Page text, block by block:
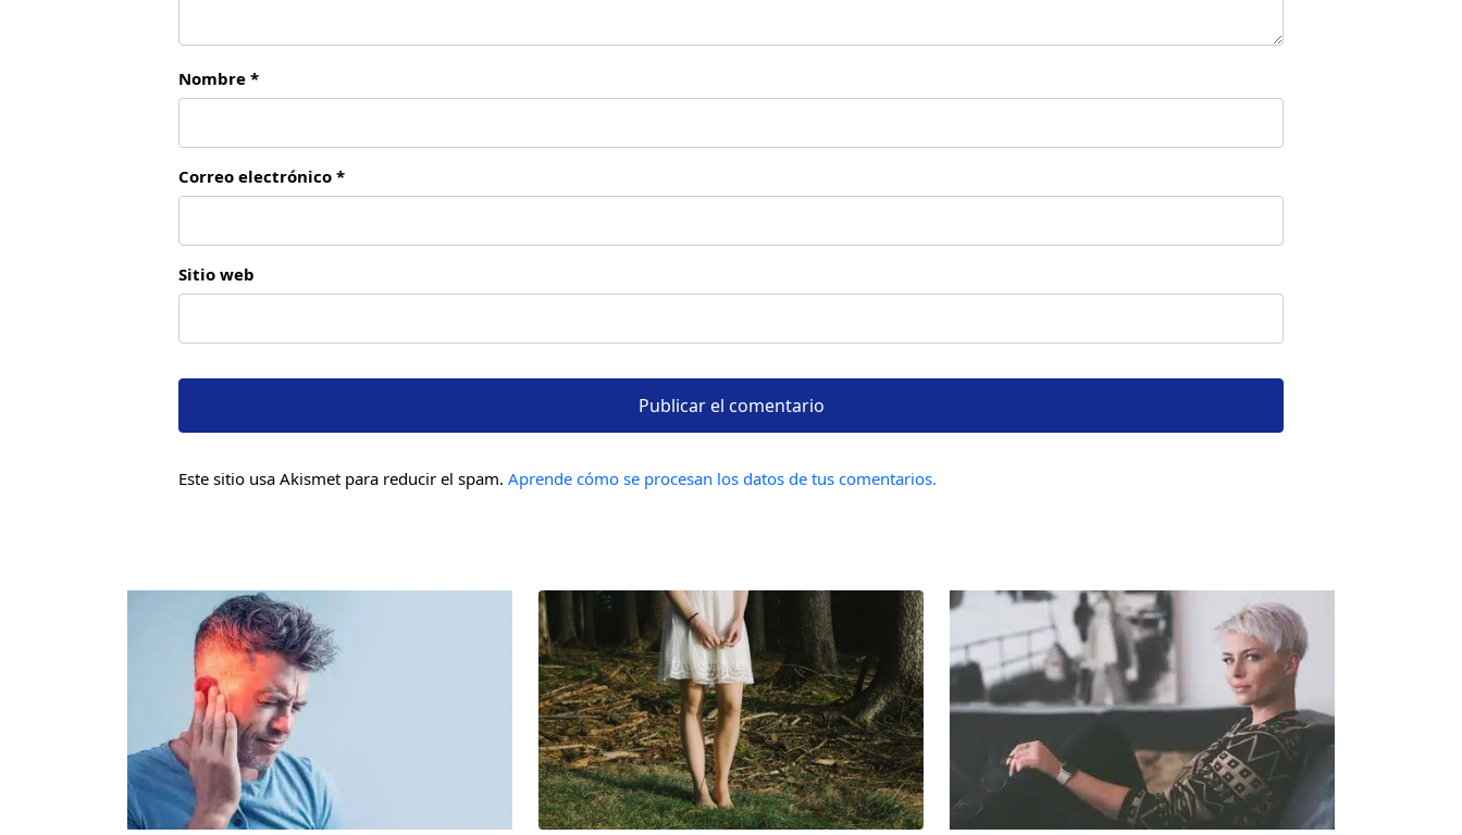
Nombre *
Correo electrónico *
Sitio web
Este sitio usa Akismet para reducir el spam.Aprende cómo se procesan los datos de tus comentarios.